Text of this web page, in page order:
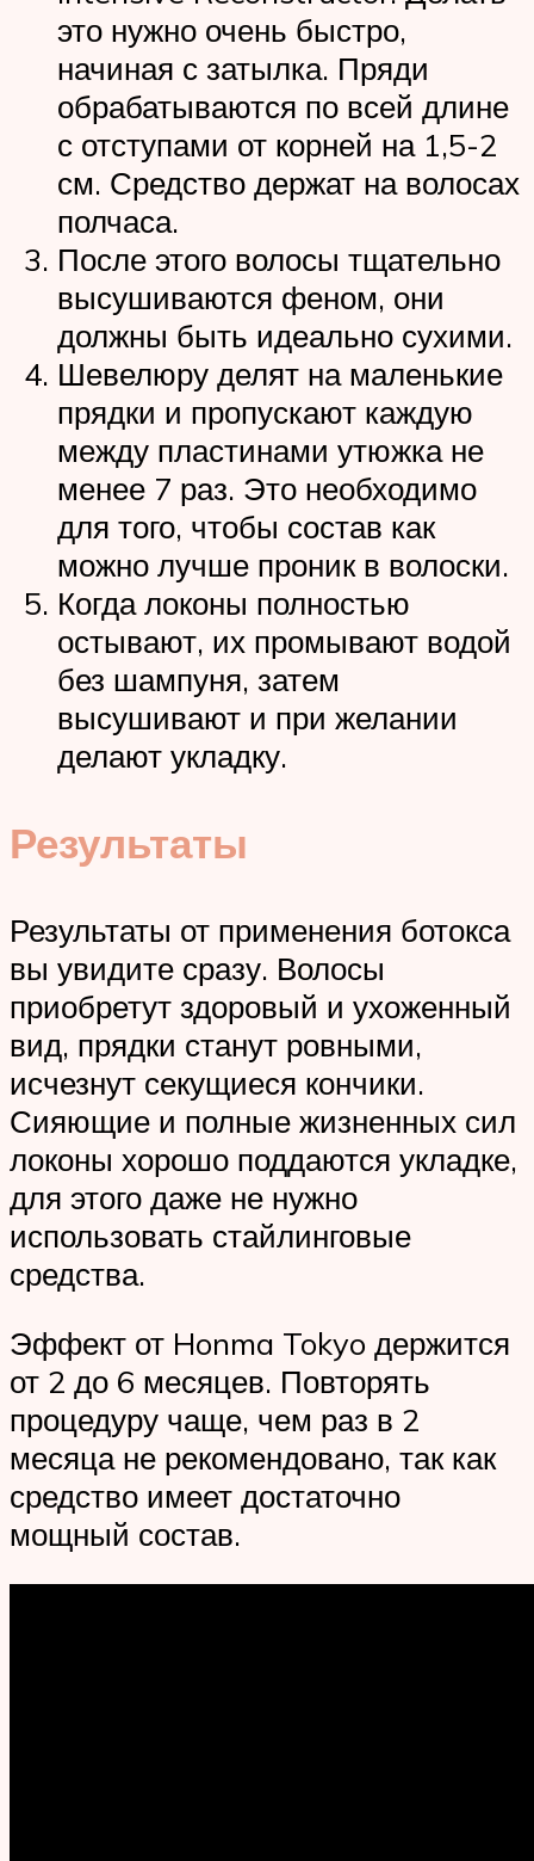
это нужно очень быстро,
начиная с затылка. Пряди
обрабатываются по всей длине
с отступами от корней на 1,5-2
см. Средство держат на волосах
полчаса.
После этого волосы тщательно
высушиваются феном, они
должны быть идеально сухими.
Шевелюру делят на маленькие
прядки и пропускают каждую
между пластинами утюжка не
менее 7 раз. Это необходимо
для того, чтобы состав как
можно лучше проник в волоски.
Когда локоны полностью
остывают, их промывают водой
без шампуня, затем
высушивают и при желании
делают укладку.
Результаты
Результаты от применения ботокса
вы увидите сразу. Волосы
приобретут здоровый и ухоженный
вид, прядки станут ровными,
исчезнут секущиеся кончики.
Сияющие и полные жизненных сил
локоны хорошо поддаются укладке,
для этого даже не нужно
использовать стайлинговые
средства.
Эффект от Honma Tokyo держится
от 2 до 6 месяцев. Повторять
процедуру чаще, чем раз в 2
месяца не рекомендовано, так как
средство имеет достаточно
мощный состав.